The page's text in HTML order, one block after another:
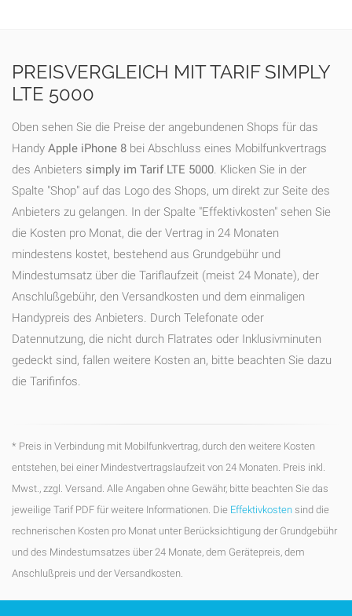
PREISVERGLEICH MIT TARIF SIMPLY
LTE 5000
Oben sehen Sie die Preise der angebundenen Shops für das
Handy Apple iPhone 8 bei Abschluss eines Mobilfunkvertrags
des Anbieters simply im Tarif LTE 5000. Klicken Sie in der
Spalte "Shop" auf das Logo des Shops, um direkt zur Seite des
Anbieters zu gelangen. In der Spalte "Effektivkosten" sehen Sie
die Kosten pro Monat, die der Vertrag in 24 Monaten
mindestens kostet, bestehend aus Grundgebühr und
Mindestumsatz über die Tariflaufzeit (meist 24 Monate), der
Anschlußgebühr, den Versandkosten und dem einmaligen
Handypreis des Anbieters. Durch Telefonate oder
Datennutzung, die nicht durch Flatrates oder Inklusivminuten
gedeckt sind, fallen weitere Kosten an, bitte beachten Sie dazu
die Tarifinfos.
* Preis in Verbindung mit Mobilfunkvertrag, durch den weitere Kosten
entstehen, bei einer Mindestvertragslaufzeit von 24 Monaten. Preis inkl.
Mwst., zzgl. Versand. Alle Angaben ohne Gewähr, bitte beachten Sie das
jeweilige Tarif PDF für weitere Informationen. Die Effektivkosten sind die
rechnerischen Kosten pro Monat unter Berücksichtigung der Grundgebühr
und des Mindestumsatzes über 24 Monate, dem Gerätepreis, dem
Anschlußpreis und der Versandkosten.